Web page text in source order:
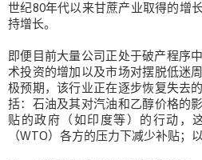
世纪80年代以来甘蔗产业取得的增
持增长。
即便目前大量公司正处于破产程序
术投资的增加以及市场对摆脱低迷
极预期，该行业正在逐步恢复失去
括：石油及其对汽油和乙醇价格的
贴的政府（如印度等）的行动，
（WTO）各方的压力下减少补贴；